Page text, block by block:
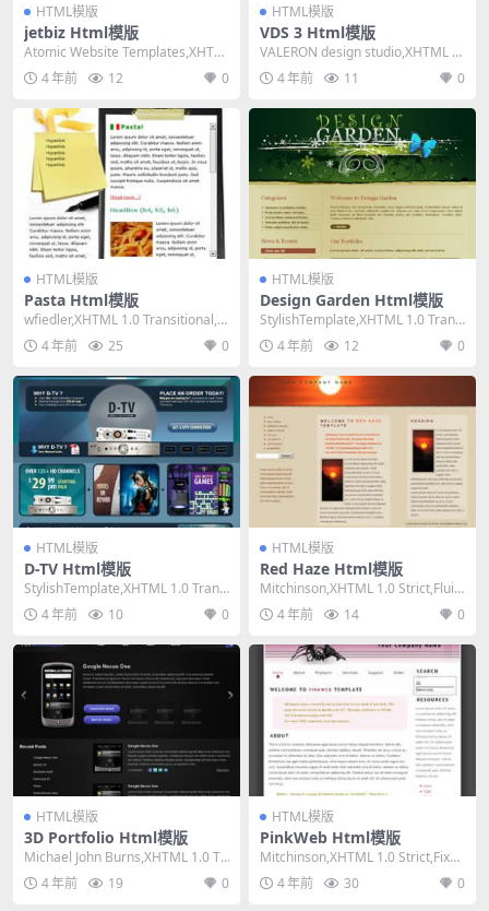
HTML模版
jetbiz Html模版
Atomic Website Templates,XHTM
L 1.0 Trans...
4 年前 12 0
HTML模版
VDS 3 Html模版
VALERON design studio,XHTML 1.
0 Transiti...
4 年前 11 0
HTML模版
Pasta Html模版
wfiedler,XHTML 1.0 Transitional,Fi
xed Wi...
4 年前 25 0
HTML模版
Design Garden Html模版
StylishTemplate,XHTML 1.0 Transi
tional,F...
4 年前 12 0
HTML模版
D-TV Html模版
StylishTemplate,XHTML 1.0 Transi
tional,F...
4 年前 10 0
HTML模版
Red Haze Html模版
Mitchinson,XHTML 1.0 Strict,Fluid,
3 Col...
4 年前 14 0
HTML模版
3D Portfolio Html模版
Michael John Burns,XHTML 1.0 Tr
ansitiona...
4 年前 19 0
HTML模版
PinkWeb Html模版
Mitchinson,XHTML 1.0 Strict,Fixed
Width,...
4 年前 30 0